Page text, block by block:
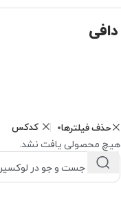
دافی
حذف فیلترها کدکس
هیچ محصولی یافت نشد.